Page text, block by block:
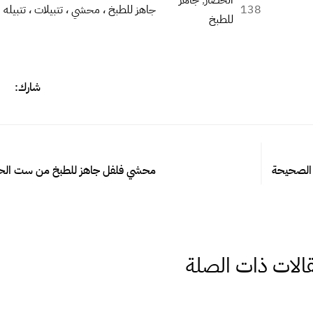
138
للطبخ
جاهز للطبخ ، محشي ، تتبيلات ، تتبيله
شارك:
الصحيحة محشي فلفل جاهز للطبخ من ست
ذات الصلة